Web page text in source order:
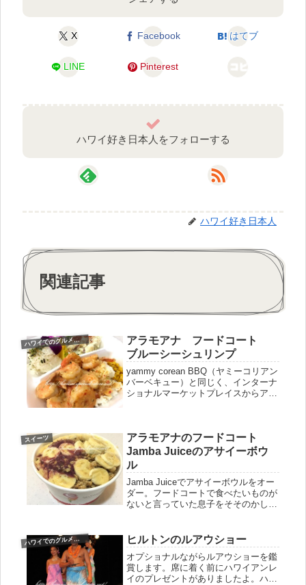
X Facebook はてブ
LINE Pinterest
ハワイ好き日本人をフォローする
ハワイ好き日本人
関連記事
ハワイでのグルメ＆食事＆スイーツ
アラモアナ フードコート
ブルーシーシュリンプ
yammy corean BBQ（ヤミーコリアン
バーベキュー）と同じく、インターナ
ショナルマーケットプレイスからアラ
ない！...
スイーツ
アラモアナのフードコート
Jamba Juiceのアサイーボウ
ル
Jamba Juiceでアサイーボウルをオー
ダー。フードコートで食べたいものが
ないと言っていた息子をそそのかして
ーブルに戻った時にはすでに食べ終わ
ったあとだったんだよね・・...
ハワイでのグルメ＆食事＆スイーツ ヒルトンのルアウショー
オプショナルながらルアウショーを鑑
賞します。席に着く前にハワイアンレ
イのプレゼントがありましたよ。ハワ